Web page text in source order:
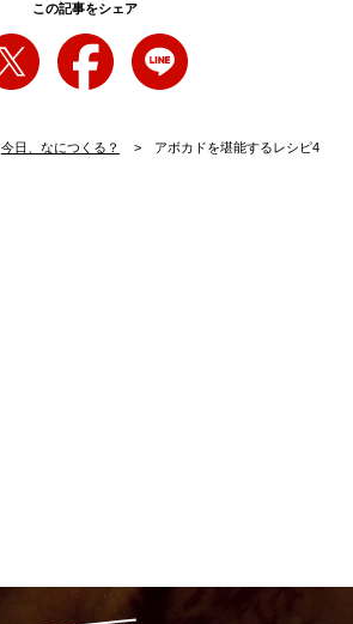
この記事をシェア
今日、なにつくる？
アボカドを堪能するレシピ4